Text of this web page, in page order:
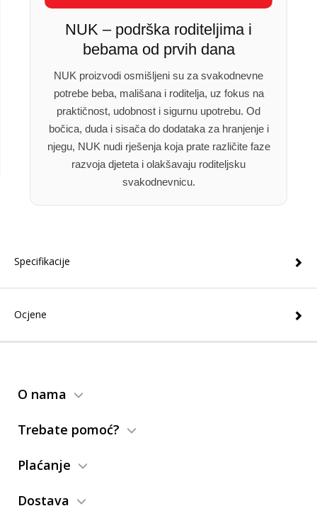
NUK – podrška roditeljima i
bebama od prvih dana
NUK proizvodi osmišljeni su za svakodnevne
potrebe beba, mališana i roditelja, uz fokus na
praktičnost, udobnost i sigurnu upotrebu. Od
bočica, duda i sisača do dodataka za hranjenje i
njegu, NUK nudi rješenja koja prate različite faze
razvoja djeteta i olakšavaju roditeljsku
svakodnevnicu.
Specifikacije
Ocjene
O nama
Trebate pomoć?
Plaćanje
Dostava